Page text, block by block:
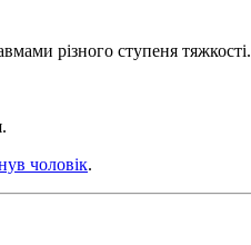
різного ступеня тяжкості.
чоловік.